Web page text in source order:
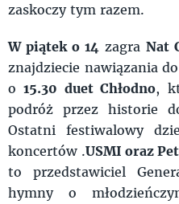
zaskoczy tym razem.
W piątek o 14 zagra Nat
znajdziecie nawiązania
o15.30 duet Chłodno,
podróż przez historie
Ostatni festiwalowy
koncertów .USMI oraz
to przedstawiciel
hymny o